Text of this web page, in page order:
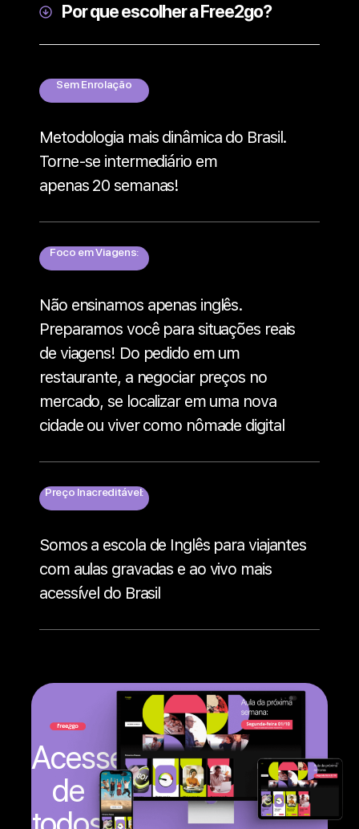
Por que escolher a Free2go?
Sem Enrolação
Metodologia mais dinâmica do Brasil.
Torne-se intermediário em
apenas 20 semanas!
Foco em Viagens:
Não ensinamos apenas inglês.
Preparamos você para situações reais
de viagens! Do pedido em um
restaurante, a negociar preços no
mercado, se localizar em uma nova
cidade ou viver como nômade digital
Preço Inacreditável:
Somos a escola de Inglês para viajantes
com aulas gravadas e ao vivo mais
acessível do Brasil
Acesse
de